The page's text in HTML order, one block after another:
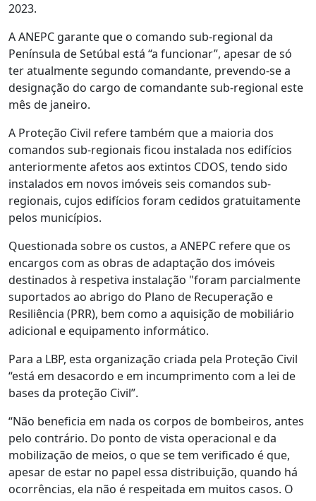
2023.
A ANEPC garante que o comando sub-regional da
Península de Setúbal está “a funcionar”, apesar de só
ter atualmente segundo comandante, prevendo-se a
designação do cargo de comandante sub-regional este
mês de janeiro.
A Proteção Civil refere também que a maioria dos
comandos sub-regionais ficou instalada nos edifícios
anteriormente afetos aos extintos CDOS, tendo sido
instalados em novos imóveis seis comandos sub-
regionais, cujos edifícios foram cedidos gratuitamente
pelos municípios.
Questionada sobre os custos, a ANEPC refere que os
encargos com as obras de adaptação dos imóveis
destinados à respetiva instalação "foram parcialmente
suportados ao abrigo do Plano de Recuperação e
Resiliência (PRR), bem como a aquisição de mobiliário
adicional e equipamento informático.
Para a LBP, esta organização criada pela Proteção Civil
“está em desacordo e em incumprimento com a lei de
bases da proteção Civil”.
“Não beneficia em nada os corpos de bombeiros, antes
pelo contrário. Do ponto de vista operacional e da
mobilização de meios, o que se tem verificado é que,
apesar de estar no papel essa distribuição, quando há
ocorrências, ela não é respeitada em muitos casos. O